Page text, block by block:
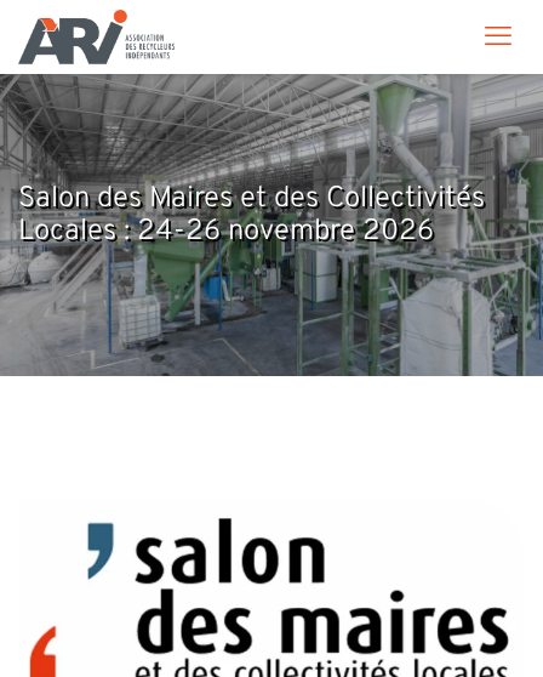
Salon des Maires et des Collectivités
Locales : 24-26 novembre 2026